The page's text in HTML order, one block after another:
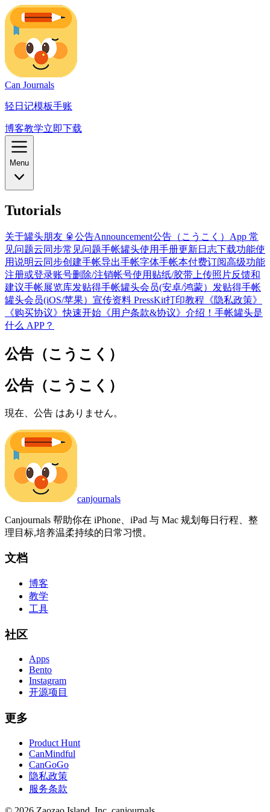
Can Journals
轻日记模板手账
博客教学立即下载
Menu
Tutorials
关于罐头朋友 🥫 公告Announcement公告（こうこく） App 常
见问题云同步常见问题手帐罐头使用手册更新日志下载功能使
用说明云同步创建手帐导出手帐字体手帐本付费订阅高级功能
注册或登录账号删除/注销帐号使用贴纸/胶带 上传照片反馈和
建议手帐展览库发贴得手帐罐头会员(安卓/鸿蒙） 发贴得手帐
罐头会员(iOS/苹果） 宣传资料 PressKit打印教程 《隐私政策》
《购买协议》快速开始 《用户条款&协议》 介绍！手帐罐头是
什么 APP？
公告（こうこく）
公告（こうこく）
現在、公告 はありません。
canjournals
Canjournals 帮助你在 iPhone、iPad 与 Mac 规划每日行程、整
理目标,培养温柔持续的日常习惯。
文档
博客
教学
工具
社区
Apps
Bento
Instagram
开源项目
更多
Product Hunt
CanMindful
CanGoGo
隐私政策
服务条款